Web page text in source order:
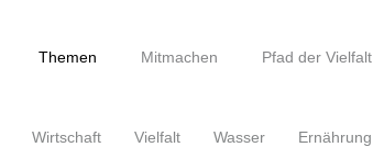
Themen Mitmachen Pfad der Vielfalt
Ernährung
Wasser
Vielfalt
Wirtschaft